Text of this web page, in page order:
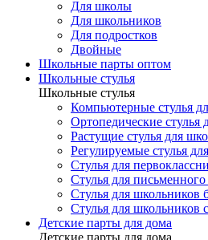
Для школы
Для школьников
Для подростков
Двойные
Школьные парты оптом
Школьные стулья
Школьные стулья
Компьютерные стулья
Ортопедические стулья
Растущие стулья для
Регулируемые стулья
Стулья для
Стулья для
Стулья для школьников
Стулья для школьников
Детские парты для дома
Детские парты для дома